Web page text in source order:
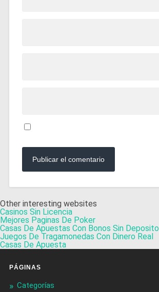
Other interesting websites
Casinos Sin Licencia
Mejores Paginas De Poker
Casas De Apuestas Con Bonos Sin Deposito
Juegos De Tragamonedas Con Dinero Real
Casas De Apuesta
PÁGINAS
Categorías